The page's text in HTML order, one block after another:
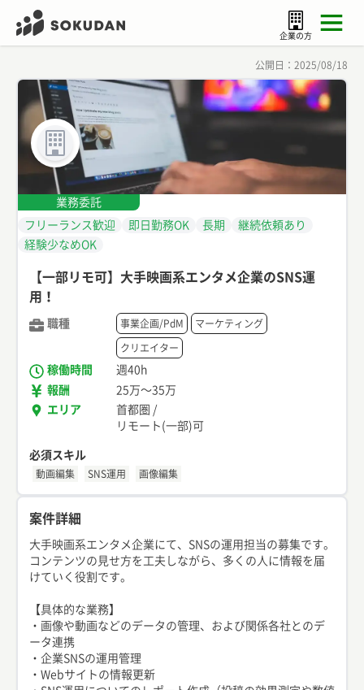
企業の方
公開日： 2025/08/18
業務委託
フリーランス歓迎
即日勤務OK 長期
継続依頼あり
経験少なめOK
【一部リモ可】大手映画系エンタメ企業のSNS運
用！
職種 事業企画/PdM マーケティング
クリエイター
稼働時間
週40h
報酬
25万〜35万
エリア
首都圏 /
リモート(一部)可
必須スキル
動画編集 SNS運用 画像編集
案件詳細
大手映画系エンタメ企業にて、SNSの運用担当の募集です。
コンテンツの見せ方を工夫しながら、多くの人に情報を届
けていく役割です。
【具体的な業務】
・画像や動画などのデータの管理、および関係各社とのデ
ータ連携
・企業SNSの運用管理
・Webサイトの情報更新